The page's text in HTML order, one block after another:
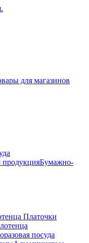
для магазинов
Бумажно-
Платочки
посуда